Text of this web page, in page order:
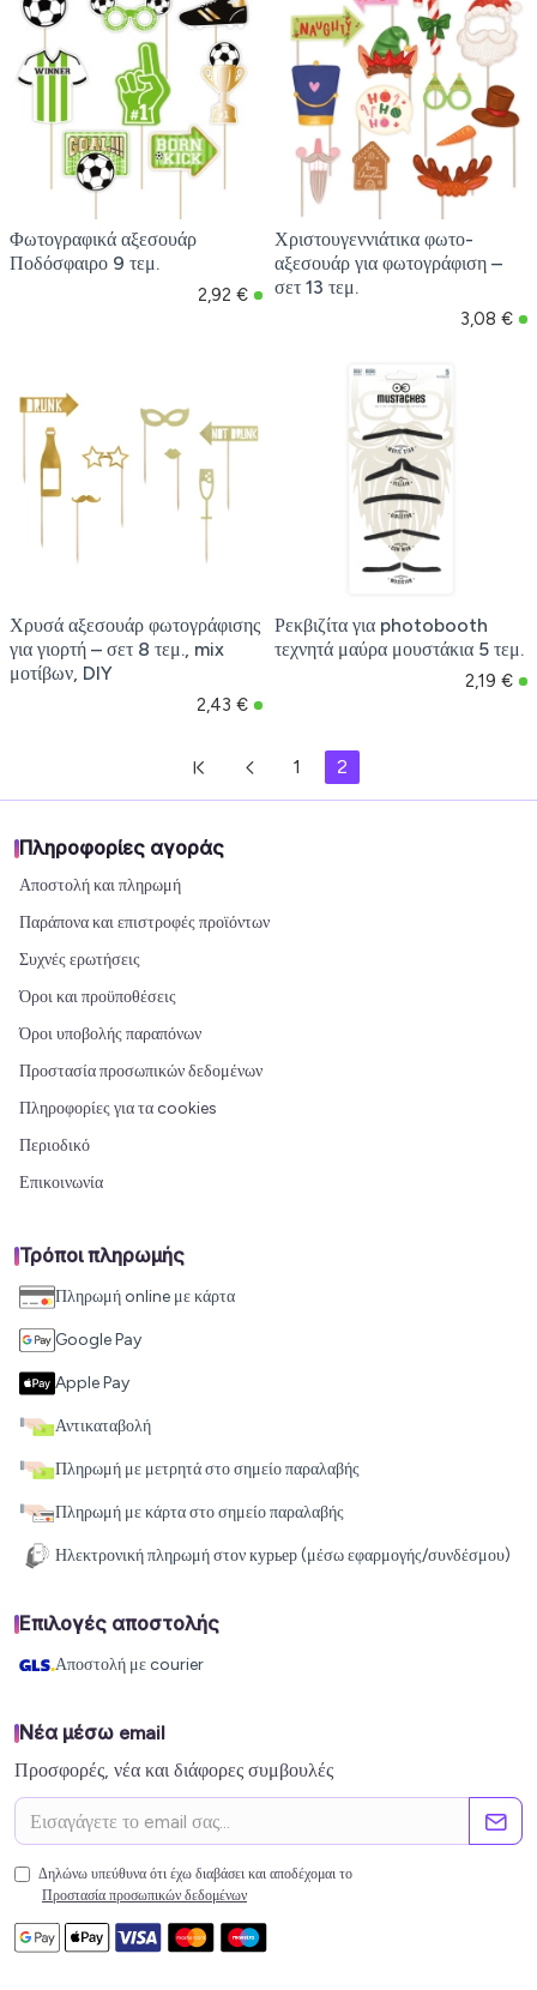
Φωτογραφικά αξεσουάρ
Ποδόσφαιρο 9 τεμ.
2,92 €
Χριστουγεννιάτικα φωτο-
αξεσουάρ για φωτογράφιση –
σετ 13 τεμ.
3,08 €
Χρυσά αξεσουάρ φωτογράφισης
για γιορτή – σετ 8 τεμ., mix
μοτίβων, DIY
2,43 €
Ρεκβιζίτα για photobooth
τεχνητά μαύρα μουστάκια 5 τεμ.
2,19 €
1 2
Πληροφορίες αγοράς
Αποστολή και πληρωμή
Παράπονα και επιστροφές προϊόντων
Συχνές ερωτήσεις
Όροι και προϋποθέσεις
Όροι υποβολής παραπόνων
Προστασία προσωπικών δεδομένων
Πληροφορίες για τα cookies
Περιοδικό
Επικοινωνία
Τρόποι πληρωμής
Πληρωμή online με κάρτα
Google Pay
Apple Pay
Αντικαταβολή
Πληρωμή με μετρητά στο σημείο παραλαβής
Πληρωμή με κάρτα στο σημείο παραλαβής
Ηλεκτρονική πληρωμή στον курьер (μέσω εφαρμογής/συνδέσμου)
Επιλογές αποστολής
Αποστολή με courier
Νέα μέσω email
Προσφορές, νέα και διάφορες συμβουλές
Δηλώνω υπεύθυνα ότι έχω διαβάσει και αποδέχομαι το
Προστασία προσωπικών δεδομένων